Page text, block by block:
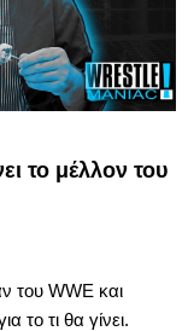
το μέλλον του
του WWE και
το τι θα γίνει.